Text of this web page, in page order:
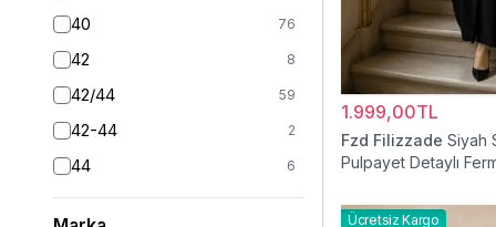
40 76
42 8
42/44 59
42-44 2
44 6
46 6
1.999,00TL
Fzd Filizzade Siyah
Pulpayet Detaylı
Ücretsiz Kargo